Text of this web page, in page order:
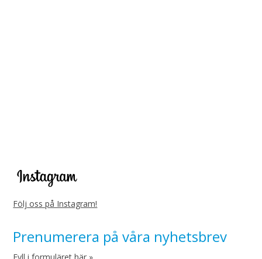
Följ oss på Instagram!
Prenumerera på våra nyhetsbrev